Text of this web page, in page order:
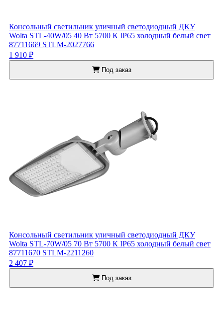
Консольный светильник уличный светодиодный ДКУ
Wolta STL-40W/05 40 Вт 5700 К IP65 холодный белый свет
87711669 STLM-2027766
1 910 ₽
Под заказ
Консольный светильник уличный светодиодный ДКУ
Wolta STL-70W/05 70 Вт 5700 К IP65 холодный белый свет
87711670 STLM-2211260
2 407 ₽
Под заказ